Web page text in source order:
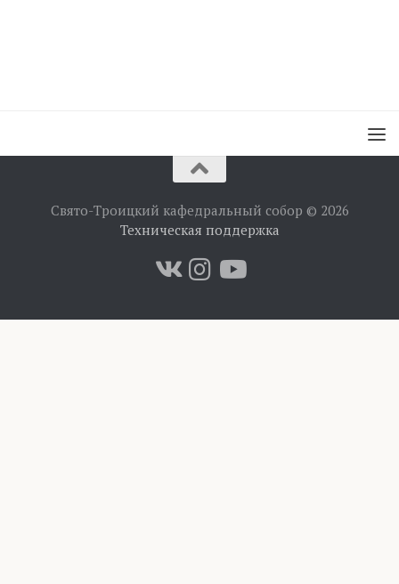
Свято-Троицкий кафедральный собор © 2026
Техническая поддержка